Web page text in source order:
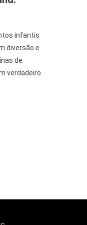
infantis
diversão e
de
verdadeiro